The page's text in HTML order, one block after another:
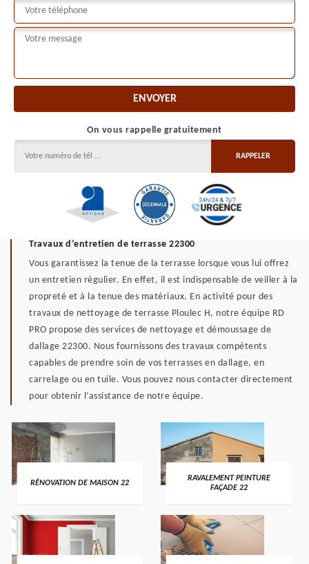
On vous rappelle gratuitement
Travaux d’entretien de terrasse 22300
Vous garantissez la tenue de la terrasse lorsque vous lui offrez
un entretien régulier. En effet, il est indispensable de veiller à la
propreté et à la tenue des matériaux. En activité pour des
travaux de nettoyage de terrasse Ploulec H, notre équipe RD
PRO propose des services de nettoyage et démoussage de
dallage 22300. Nous fournissons des travaux compétents
capables de prendre soin de vos terrasses en dallage, en
carrelage ou en tuile. Vous pouvez nous contacter directement
pour obtenir l’assistance de notre équipe.
RÉNOVATION DE MAISON 22
RAVALEMENT PEINTURE
FAÇADE 22